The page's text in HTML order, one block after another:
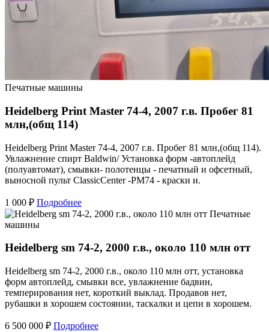
Печатные машины
Heidelberg Print Master 74-4, 2007 г.в. Пробег 81
млн,(общ 114)
Heidelberg Print Master 74-4, 2007 г.в. Пробег 81 млн,(общ 114).
Увлажнение спирт Baldwin/ Установка форм -автоплейд
(полуавтомат), смывки- полотенцы - печатный и офсетный,
выносной пульт ClassicCenter -PM74 - краски и.
1 000 ₽ Подробнее
Печатные
машины
Heidelberg sm 74-2, 2000 г.в., около 110 млн отт
Heidelberg sm 74-2, 2000 г.в., около 110 млн отт, установка
форм автоплейд, смывки все, увлажнение бадвин,
темперирования нет, короткий выклад. Продавов нет,
рубашки в хорошем состоянии, таскалки и цепи в хорошем.
6 500 000 ₽ Подробнее